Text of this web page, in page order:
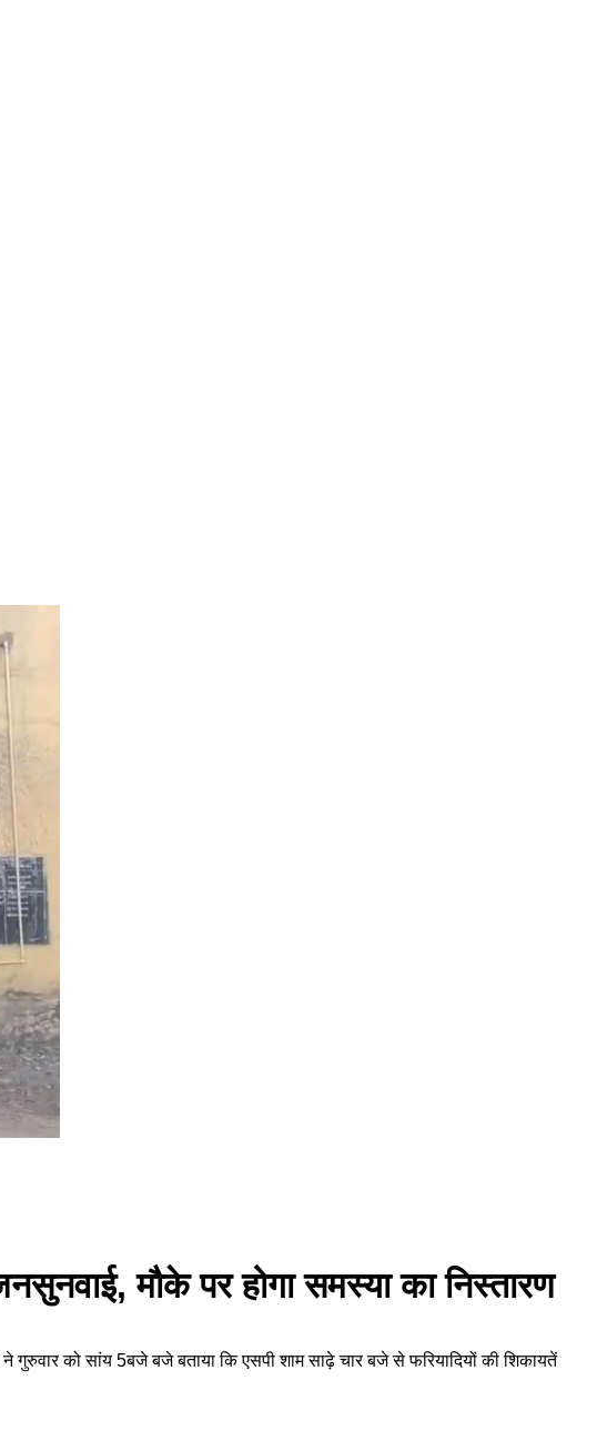
मौके पर होगा समस्या का निस्तारण
को सांय 5बजे बजे बताया कि एसपी शाम साढ़े चार बजे से फरियादियों की शिकायतें